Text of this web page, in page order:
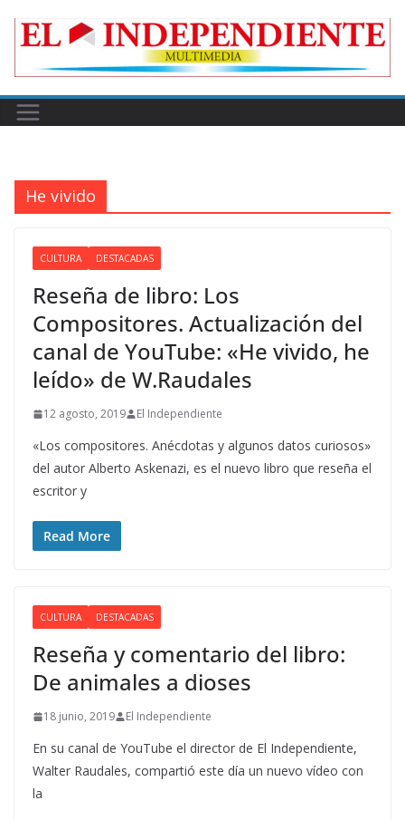
He vivido
CULTURA DESTACADAS
Reseña de libro: Los
Compositores. Actualización del
canal de YouTube: «He vivido, he
leído» de W.Raudales
12 agosto, 2019 El Independiente
«Los compositores. Anécdotas y algunos datos curiosos»
del autor Alberto Askenazi, es el nuevo libro que reseña el
escritor y
Read More
CULTURA DESTACADAS
Reseña y comentario del libro:
De animales a dioses
18 junio, 2019 El Independiente
En su canal de YouTube el director de El Independiente,
Walter Raudales, compartió este día un nuevo vídeo con
la